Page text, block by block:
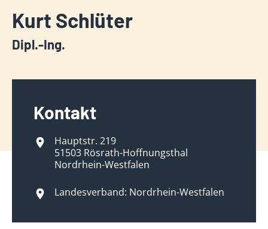
Kurt Schlüter
Dipl.-Ing.
Kontakt
Hauptstr. 219
51503 Rösrath-Hoffnungsthal
Nordrhein-Westfalen
Landesverband: Nordrhein-Westfalen